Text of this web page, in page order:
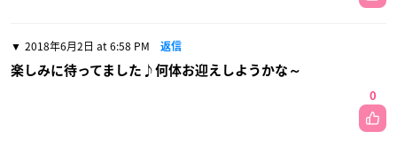
2018年6月2日 at 6:58 PM 返信
楽しみに待ってました♪何体お迎えしようかな～
0